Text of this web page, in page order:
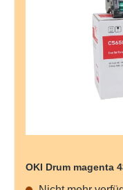
OKI Drum magenta